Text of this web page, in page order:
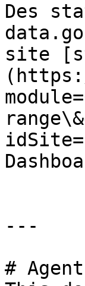
Des
site
---
#